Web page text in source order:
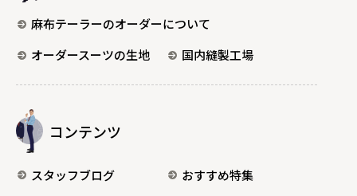
麻布テーラーのオーダーについて
オーダースーツの生地
国内縫製工場
コンテンツ
スタッフブログ
おすすめ特集